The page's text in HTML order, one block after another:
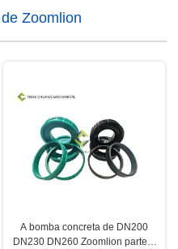
Zoomlion
A bomba concreta de DN200
DN230 DN260 Zoomlion parte o